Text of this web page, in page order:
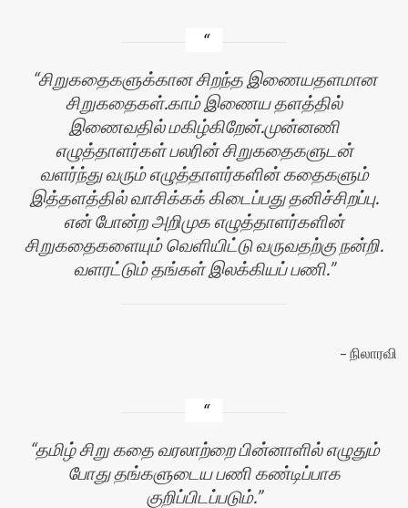
சிறுகதைகளுக்கான சிறந்த இணையதளமான
சிறுகதைகள்.காம் இணைய தளத்தில்
இணைவதில் மகிழ்கிறேன்.முன்னணி
எழுத்தாளர்கள் பலரின் சிறுகதைகளுடன்
வளர்ந்து வரும் எழுத்தாளர்களின் கதைகளும்
இத்தளத்தில் வாசிக்கக் கிடைப்பது தனிச்சிறப்பு.
என் போன்ற அறிமுக எழுத்தாளர்களின்
சிறுகதைகளையும் வெளியிட்டு வருவதற்கு நன்றி.
வளரட்டும் தங்கள் இலக்கியப் பணி.
நிலாரவி
தமிழ் சிறு கதை வரலாற்றை பின்னாளில் எழுதும்
போது தங்களுடைய பணி கண்டிப்பாக
குறிப்பிடப்படும்.